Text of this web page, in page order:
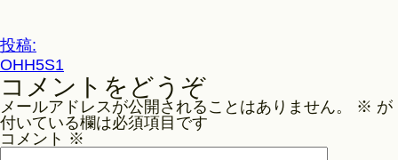
Philosophy
ズ
投
稿
ナ
ビ
ゲ
投稿:
OHH5S1
コメントをどうぞ
メールアドレスが公開されることはありません。 ※ が
付いている欄は必須項目です
コメント ※